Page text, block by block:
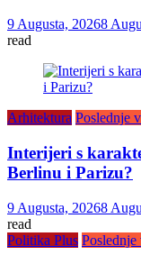
9 Augusta, 20268
read
Arhitektura Poslednje
Interijeri s
Berlinu i Parizu?
9 Augusta, 20268
read
Politika Plus Poslednje